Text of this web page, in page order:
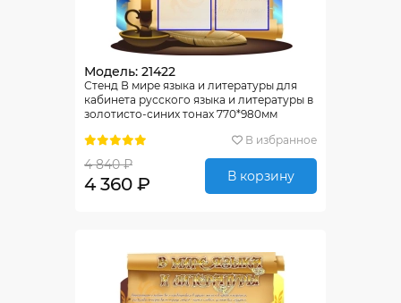
Модель: 21422
Стенд В мире языка и литературы для
кабинета русского языка и литературы в
золотисто-синих тонах 770*980мм
В избранное
4 840 ₽
4 360 ₽ В корзину